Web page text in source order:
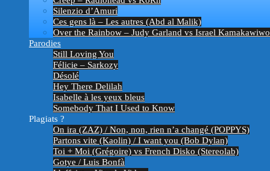
Silenzio d’Amuri
Ces gens là – Les autres (Abd al Malik)
Over the Rainbow – Judy Garland vs Israel
Parodies
Still Loving You
Félicie – Sarkozy
Désolé
Hey There Delilah
Isabelle à les yeux bleus
Somebody That I Used to Know
Plagiats ?
On ira (ZAZ) / Non, non, rien n’a changé (POPPYS)
Partons vite (Kaolin) / I want you (Bob Dylan)
Toi + Moi (Grégoire) vs French Disko (Stereolab)
Gotye / Luis Bonfà